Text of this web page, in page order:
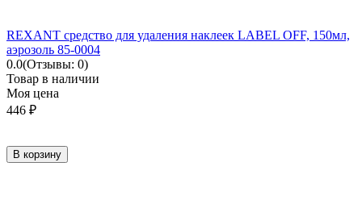
REXANT средство для удаления наклеек LABEL OFF, 150мл,
аэрозоль 85-0004
0.0(Отзывы: 0)
Товар в наличии
Моя цена
446 ₽
В корзину